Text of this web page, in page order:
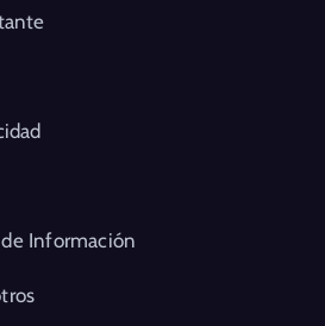
Información